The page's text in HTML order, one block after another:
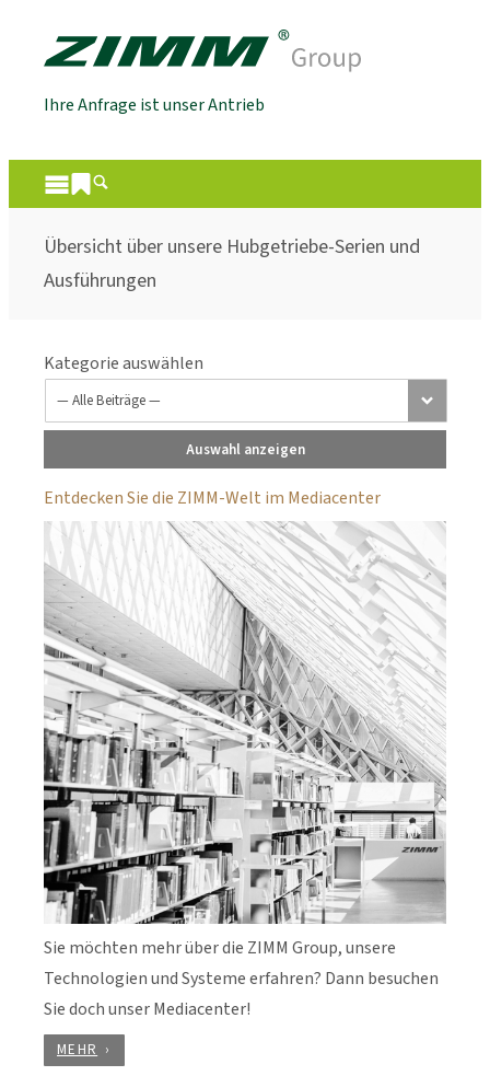
Ihre Anfrage ist unser Antrieb
Übersicht über unsere Hubgetriebe-Serien und
Ausführungen
Kategorie auswählen
Auswahl anzeigen
Entdecken Sie die ZIMM-Welt im Mediacenter
Sie möchten mehr über die ZIMM Group, unsere
Technologien und Systeme erfahren? Dann besuchen
Sie doch unser Mediacenter!
MEHR